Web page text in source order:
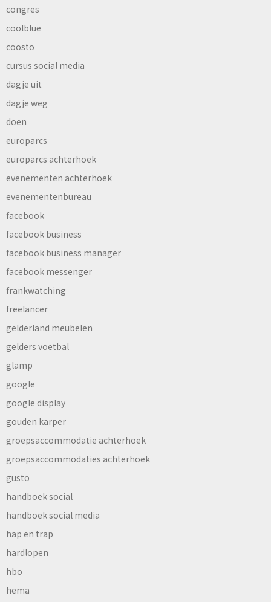
congres
coolblue
coosto
cursus social media
dagje uit
dagje weg
doen
europarcs
europarcs achterhoek
evenementen achterhoek
evenementenbureau
facebook
facebook business
facebook business manager
facebook messenger
frankwatching
freelancer
gelderland meubelen
gelders voetbal
glamp
google
google display
gouden karper
groepsaccommodatie achterhoek
groepsaccommodaties achterhoek
gusto
handboek social
handboek social media
hap en trap
hardlopen
hbo
hema